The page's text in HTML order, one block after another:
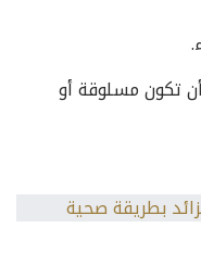
تكون مسلوقة أو